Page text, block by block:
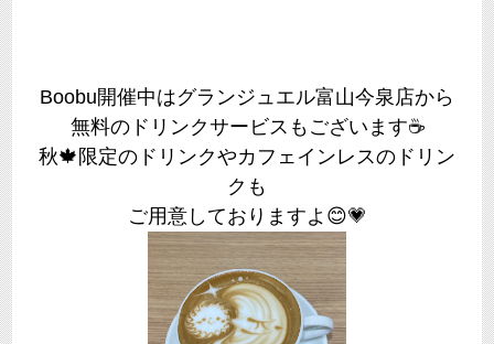
Boobu開催中はグランジュエル富山今泉店から
無料のドリンクサービスもございます☕
秋🍁限定のドリンクやカフェインレスのドリン
クも
ご用意しておりますよ😊💗